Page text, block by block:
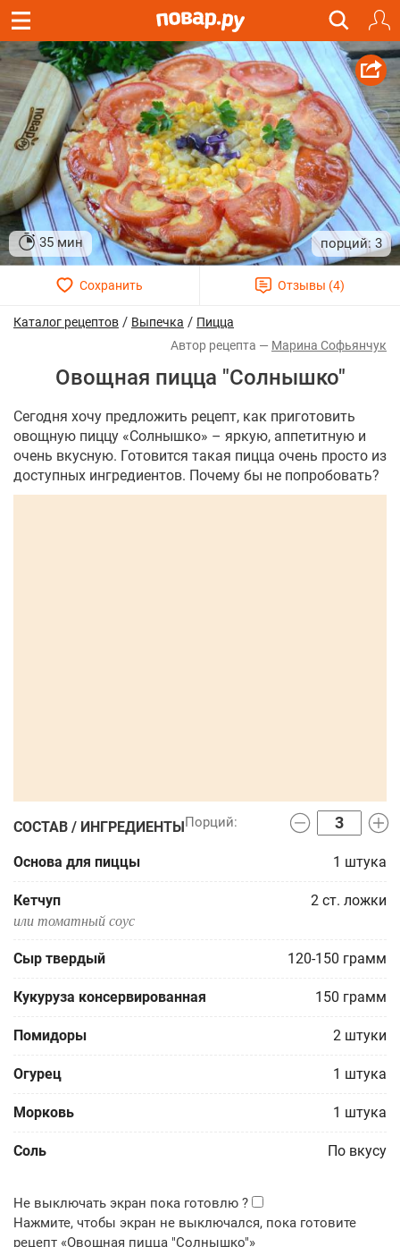
35 мин 3
Каталог рецептов / Выпечка / Пицца
Марина Софьянчук
Овощная пицца "Солнышко"
Сегодня хочу предложить рецепт, как приготовить
овощную пиццу «Солнышко» – яркую, аппетитную и
очень вкусную. Готовится такая пицца очень просто из
доступных ингредиентов. Почему бы не попробовать?
СОСТАВ / ИНГРЕДИЕНТЫ
Основа для пиццы 1 штука
Кетчуп 2 ст. ложки
или томатный соус
Сыр твердый 120-150 грамм
Кукуруза консервированная 150 грамм
Помидоры 2 штуки
Огурец 1 штука
Морковь 1 штука
Соль По вкусу